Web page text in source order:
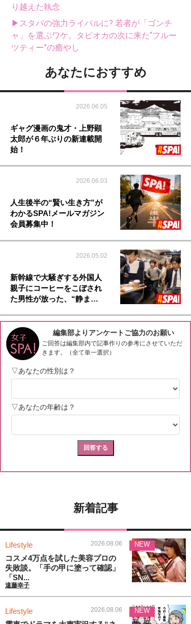
り越えた執念
▶スタバの強力ライバルに? 若者が「ゴンチ
ャ」を選ぶワケ。タピオカの次に来た“フルー
ツティー”の癒やし
あなたにおすすめ
2026.06.05
ギャグ漫画の鬼才・上野顕
太郎が６年ぶりの新連載開
始！
2026.06.03
人生後半の“賢い生き方”が
わかるSPA!メールマガジン
会員募集中！
2026.05.02
新幹線で大騒ぎする外国人
親子にコーヒーをこぼされ
た男性が放った、“静ま…
新着記事
Lifestyle 2026.08.06
コスメ4万点を試した美容プロの
失敗談。「手の甲に塗って確認」
「SN...
遠藤幸子
NEW
Lifestyle 2026.08.06 NEW